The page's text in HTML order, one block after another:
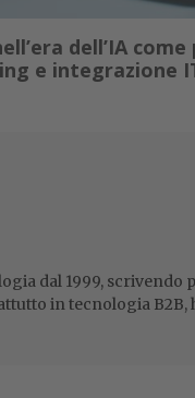
dell’IA
e integrazione
dal 1999, scrivendo
in tecnologia B2B,